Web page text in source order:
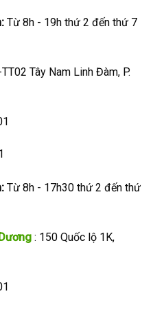
Từ 8h - 19h thứ 2 đến thứ 7
Tây Nam Linh Đàm, P.
Từ 8h - 17h30 thứ 2 đến thứ
: 150 Quốc lộ 1K,